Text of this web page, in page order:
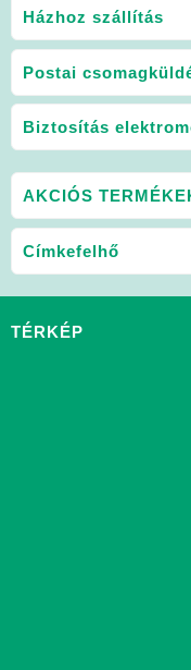
Házhoz szállítás
Postai
Biztosítás
AKCIÓS
Címkefelhő
TÉRKÉP